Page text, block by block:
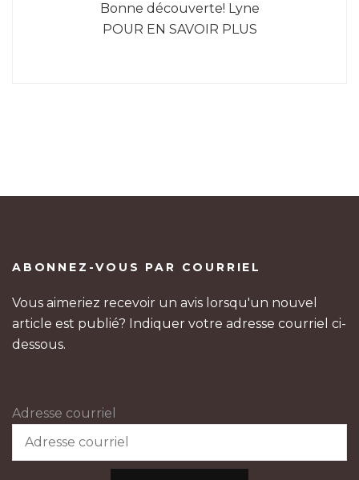
Bonne découverte! Lyne
POUR EN SAVOIR PLUS
ABONNEZ-VOUS PAR COURRIEL
Vous aimeriez recevoir un avis lorsqu'un nouvel
article est publié? Indiquer votre adresse courriel ci-
dessous.
Adresse courriel